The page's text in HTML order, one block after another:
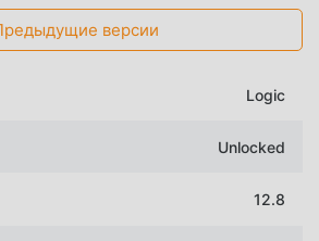
версии
Logic
Unlocked
12.8